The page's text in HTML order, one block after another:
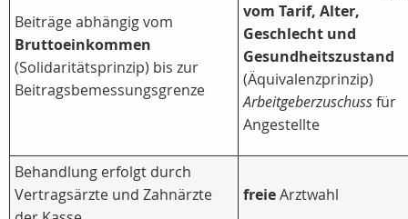
Beiträge abhängig vom
Bruttoeinkommen
(Solidaritätsprinzip) bis zur
Beitragsbemessungsgrenze
vom Tarif, Alter,
Geschlecht und
Gesundheitszustand
(Äquivalenzprinzip)
Arbeitgeberzuschussfür
Angestellte
Behandlung erfolgt durch
Vertragsärzte und Zahnärzte
freieArztwahl